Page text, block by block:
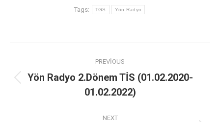
Tags: TGS Yön Radyo
PREVIOUS
Yön Radyo 2.Dönem TİS (01.02.2020-
01.02.2022)
NEXT